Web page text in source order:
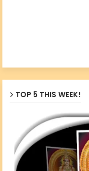
TOP 5 THIS WEEK!